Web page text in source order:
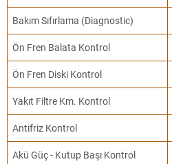
Bakım Sıfırlama (Diagnostic)
Ön Fren Balata Kontrol
Ön Fren Diski Kontrol
Yakıt Filtre Km. Kontrol
Antifriz Kontrol
Akü Güç - Kutup Başı Kontrol